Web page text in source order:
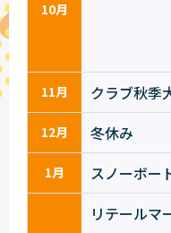
10月
11月 クラブ秋季
12月 冬休み
1月
スノーボー
リテールマ